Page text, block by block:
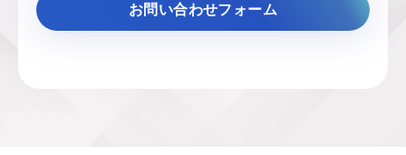
お問い合わせフォーム